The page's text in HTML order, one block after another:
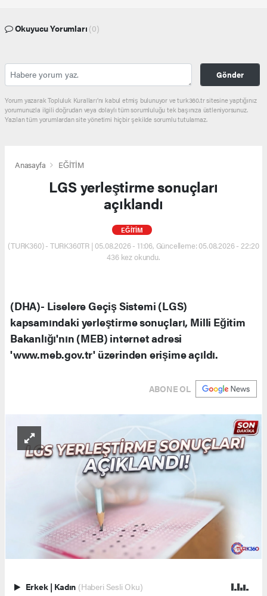
Okuyucu Yorumları (0)
Gönder
Yorum yazarak Topluluk Kuralları’nı kabul etmiş bulunuyor ve turk360.tr sitesine yaptığınız
yorumunuzla ilgili doğrudan veya dolaylı tüm sorumluluğu tek başınıza üstleniyorsunuz.
Yazılan tüm yorumlardan site yönetimi hiçbir şekilde sorumlu tutulamaz.
Anasayfa EĞİTİM
LGS yerleştirme sonuçları
açıklandı
EĞİTİM
(TURK360) - TURK360TR | 05.08.2026 - 11:06, Güncelleme: 05.08.2026 - 22:20
436 kez okundu.
(DHA)- Liselere Geçiş Sistemi (LGS)
kapsamındaki yerleştirme sonuçları, Milli Eğitim
Bakanlığı'nın (MEB) internet adresi
'www.meb.gov.tr' üzerinden erişime açıldı.
ABONE OL
Erkek | Kadın (Haberi Sesli Oku)